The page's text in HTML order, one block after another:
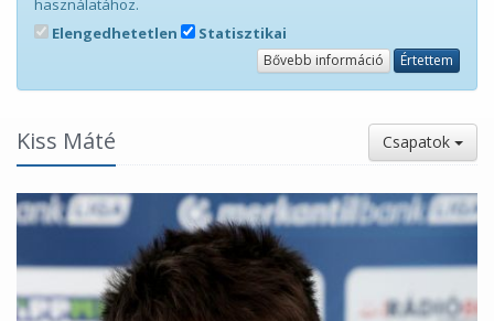
használatához.
Elengedhetetlen
Statisztikai
Bővebb információ Értettem
Kiss Máté Csapatok